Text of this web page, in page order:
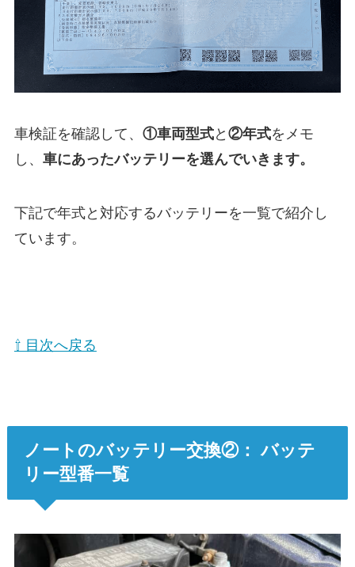
車検証を確認して、 ①車両型式と ②年式をメモ
し、 車にあったバッテリーを選んでいきます。
下記で年式と対応するバッテリーを一覧で紹介し
ています。
⇧ 目次へ戻る
ノートのバッテリー交換②： バッテ
リー型番一覧